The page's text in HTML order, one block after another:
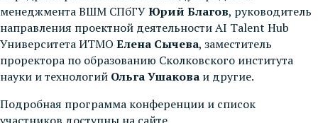
менеджмента ВШМ СПбГУЮрий Благов, руководитель
направления проектной деятельности AI Talent Hub
Университета ИТМО Елена Сычева, заместитель
проректора по образованию Сколковского института
науки и технологий Ольга Ушакова и другие.
Подробная программа конференции и список